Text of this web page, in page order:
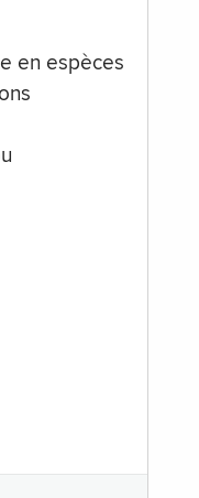
en espèces